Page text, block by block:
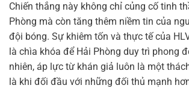
Chiến thắng này không chỉ củng cố tinh
Phòng mà còn tăng thêm niềm tin của
đội bóng. Sự khiêm tốn và thực tế của
là chìa khóa để Hải Phòng duy trì phong
nhiên, áp lực từ khán giả luôn là một
là khi đối đầu với những đối thủ mạnh